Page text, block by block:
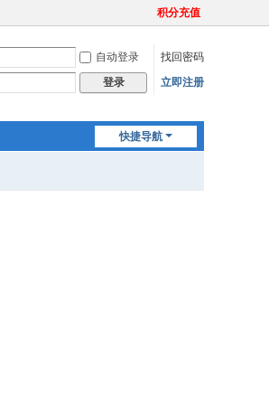
积分充值
自动登录
找回密码
登录 立即注册
快捷导航